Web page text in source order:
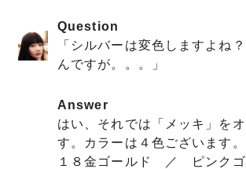
Question
「シルバーは変色しますよね
んですが。。。」
Answer
はい、それでは「メッキ」を
す。カラーは４色ございます。
１８金ゴールド ／ ピンク